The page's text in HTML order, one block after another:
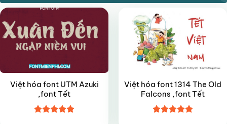
Việt hóa font UTM Azuki
,font Tết
Việt hóa font 1314 The Old
Falcons ,font Tết